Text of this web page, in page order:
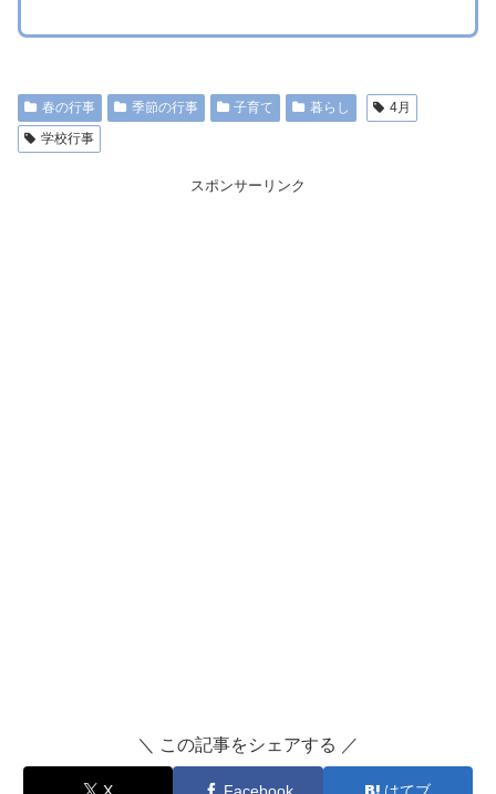
春の行事 季節の行事 子育て 暮らし
4月
学校行事
スポンサーリンク
＼ この記事をシェアする ／